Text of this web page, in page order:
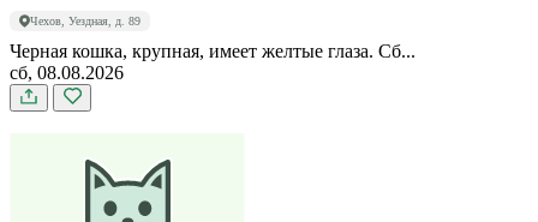
Чехов, Уездная, д. 89
Черная кошка, крупная, имеет желтые глаза. Сб...
сб, 08.08.2026